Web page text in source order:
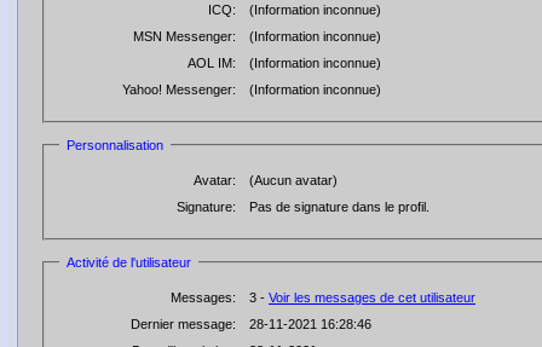
ICQ:
(Information inconnue)
MSN Messenger:
(Information inconnue)
AOL IM:
(Information inconnue)
Yahoo! Messenger:
(Information inconnue)
Personnalisation
Avatar:
(Aucun avatar)
Signature:
Pas de signature dans le profil.
Activité de l'utilisateur
Messages: 3 - Voir les messages de cet utilisateur
Dernier message:
28-11-2021 16:28:46